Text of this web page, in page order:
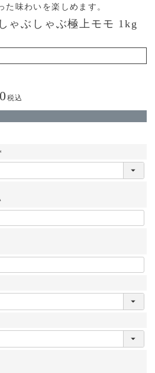
味わいを楽しめます。
ゃぶしゃぶ極上モモ 1kg
税込